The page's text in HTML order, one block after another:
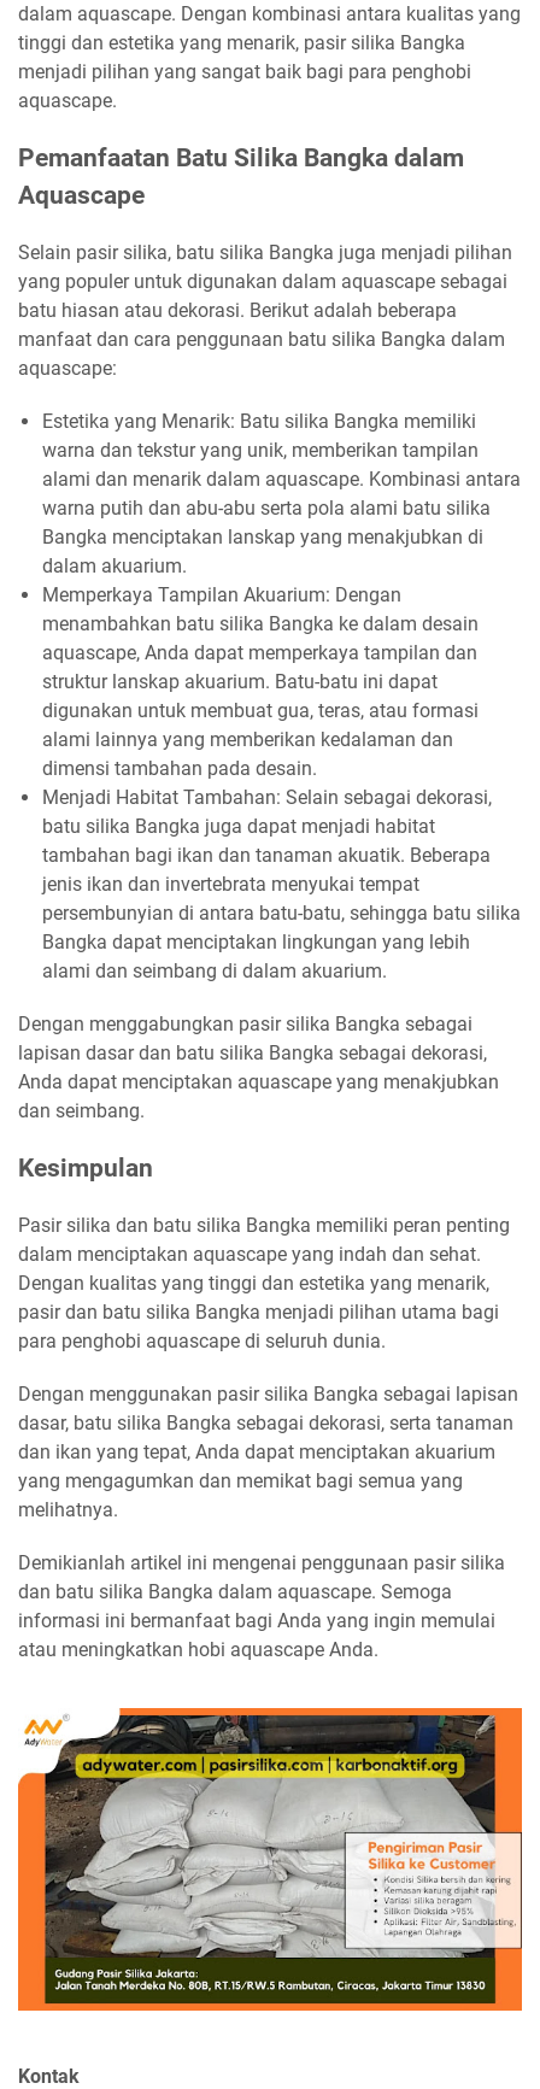
dalam aquascape. Dengan kombinasi antara kualitas yang
tinggi dan estetika yang menarik, pasir silika Bangka
menjadi pilihan yang sangat baik bagi para penghobi
aquascape.
Pemanfaatan Batu Silika Bangka dalam
Aquascape
Selain pasir silika, batu silika Bangka juga menjadi pilihan
yang populer untuk digunakan dalam aquascape sebagai
batu hiasan atau dekorasi. Berikut adalah beberapa
manfaat dan cara penggunaan batu silika Bangka dalam
aquascape:
Estetika yang Menarik: Batu silika Bangka memiliki
warna dan tekstur yang unik, memberikan tampilan
alami dan menarik dalam aquascape. Kombinasi antara
warna putih dan abu-abu serta pola alami batu silika
Bangka menciptakan lanskap yang menakjubkan di
dalam akuarium.
Memperkaya Tampilan Akuarium: Dengan
menambahkan batu silika Bangka ke dalam desain
aquascape, Anda dapat memperkaya tampilan dan
struktur lanskap akuarium. Batu-batu ini dapat
digunakan untuk membuat gua, teras, atau formasi
alami lainnya yang memberikan kedalaman dan
dimensi tambahan pada desain.
Menjadi Habitat Tambahan: Selain sebagai dekorasi,
batu silika Bangka juga dapat menjadi habitat
tambahan bagi ikan dan tanaman akuatik. Beberapa
jenis ikan dan invertebrata menyukai tempat
persembunyian di antara batu-batu, sehingga batu silika
Bangka dapat menciptakan lingkungan yang lebih
alami dan seimbang di dalam akuarium.
Dengan menggabungkan pasir silika Bangka sebagai
lapisan dasar dan batu silika Bangka sebagai dekorasi,
Anda dapat menciptakan aquascape yang menakjubkan
dan seimbang.
Kesimpulan
Pasir silika dan batu silika Bangka memiliki peran penting
dalam menciptakan aquascape yang indah dan sehat.
Dengan kualitas yang tinggi dan estetika yang menarik,
pasir dan batu silika Bangka menjadi pilihan utama bagi
para penghobi aquascape di seluruh dunia.
Dengan menggunakan pasir silika Bangka sebagai lapisan
dasar, batu silika Bangka sebagai dekorasi, serta tanaman
dan ikan yang tepat, Anda dapat menciptakan akuarium
yang mengagumkan dan memikat bagi semua yang
melihatnya.
Demikianlah artikel ini mengenai penggunaan pasir silika
dan batu silika Bangka dalam aquascape. Semoga
informasi ini bermanfaat bagi Anda yang ingin memulai
atau meningkatkan hobi aquascape Anda.
Kontak